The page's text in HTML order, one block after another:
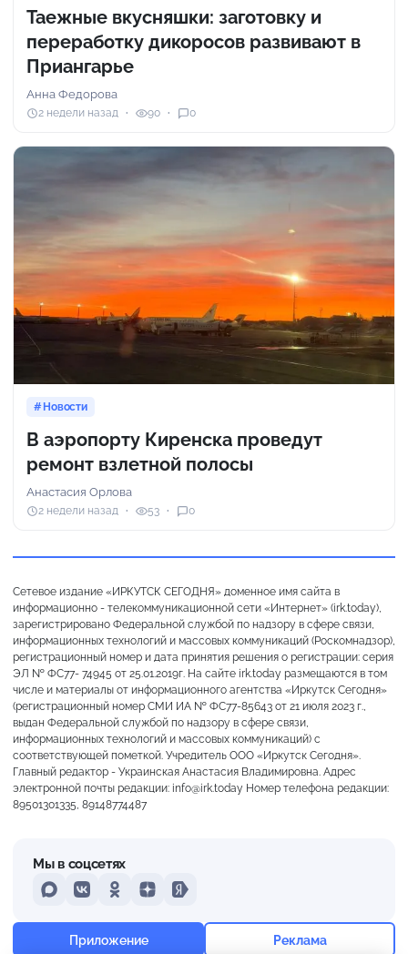
+13° Преимущественно ясно
Таежные вкусняшки: заготовку и
переработку дикоросов развивают в
Приангарье
Анна Федорова
2 недели назад 90 0
Новости
В аэропорту Киренска проведут
ремонт взлетной полосы
Анастасия Орлова
2 недели назад 53 0
Сетевое издание «ИРКУТСК СЕГОДНЯ» доменное имя сайта в
информационно - телекоммуникационной сети «Интернет» (irk.today),
зарегистрировано Федеральной службой по надзору в сфере связи,
информационных технологий и массовых коммуникаций (Роскомнадзор),
регистрационный номер и дата принятия решения о регистрации: серия
ЭЛ № ФС77- 74945 от 25.01.2019г. На сайте irk.today размещаются в том
числе и материалы от информационного агентства «Иркутск Сегодня»
(регистрационный номер СМИ ИА № ФС77-85643 от 21 июля 2023 г.,
выдан Федеральной службой по надзору в сфере связи,
информационных технологий и массовых коммуникаций) с
соответствующей пометкой. Учредитель ООО «Иркутск Сегодня».
Главный редактор - Украинская Анастасия Владимировна. Адрес
электронной почты редакции: info@irk.today Номер телефона редакции:
89501301335, 89148774487
Мы в соцсетях
MAXVKontakteOdnoklassniki
DzenYandex
Приложение Реклама